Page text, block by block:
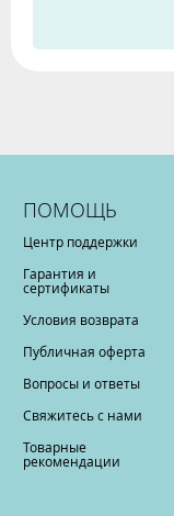
ПОМОЩЬ
Центр поддержки
Гарантия и
сертификаты
Условия возврата
Публичная оферта
Вопросы и ответы
Свяжитесь с нами
Товарные
рекомендации